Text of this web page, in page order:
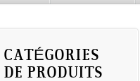
CATÉGORIES
DE PRODUITS